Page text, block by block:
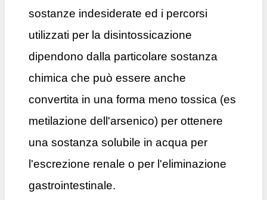
sostanze indesiderate ed i percorsi
utilizzati per la disintossicazione
dipendono dalla particolare sostanza
chimica che può essere anche
convertita in una forma meno tossica (es
metilazione dell'arsenico) per ottenere
una sostanza solubile in acqua per
l'escrezione renale o per l'eliminazione
gastrointestinale.